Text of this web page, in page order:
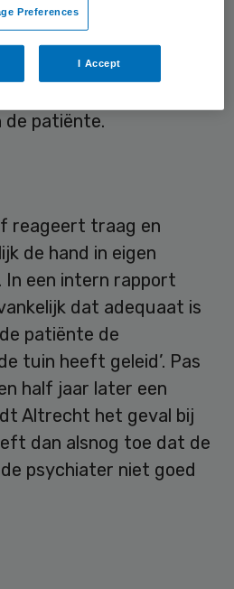
er voor 1 juli niets
van Argos
zich defensief
de patiënte.
reageert traag en
de hand in eigen
In een intern rapport
dat adequaat is
patiënte de
tuin heeft geleid’. Pas
half jaar later een
Altrecht het geval bij
dan alsnog toe dat de
psychiater niet goed
Preferences
I Accept